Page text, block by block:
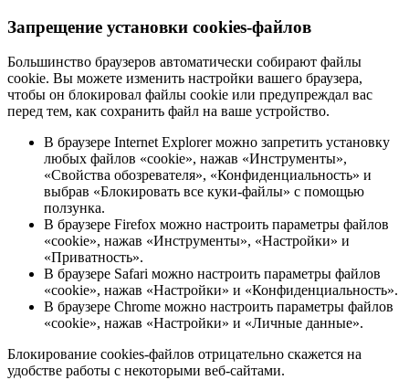
Запрещение установки cookies-файлов
Большинство браузеров автоматически собирают файлы
cookie. Вы можете изменить настройки вашего браузера,
чтобы он блокировал файлы cookie или предупреждал вас
перед тем, как сохранить файл на ваше устройство.
В браузере Internet Explorer можно запретить установку
любых файлов «cookie», нажав «Инструменты»,
«Свойства обозревателя», «Конфиденциальность» и
выбрав «Блокировать все куки-файлы» с помощью
ползунка.
В браузере Firefox можно настроить параметры файлов
«cookie», нажав «Инструменты», «Настройки» и
«Приватность».
В браузере Safari можно настроить параметры файлов
«cookie», нажав «Настройки» и «Конфиденциальность».
В браузере Chrome можно настроить параметры файлов
«cookie», нажав «Настройки» и «Личные данные».
Блокирование cookies-файлов отрицательно скажется на
удобстве работы с некоторыми веб-сайтами.